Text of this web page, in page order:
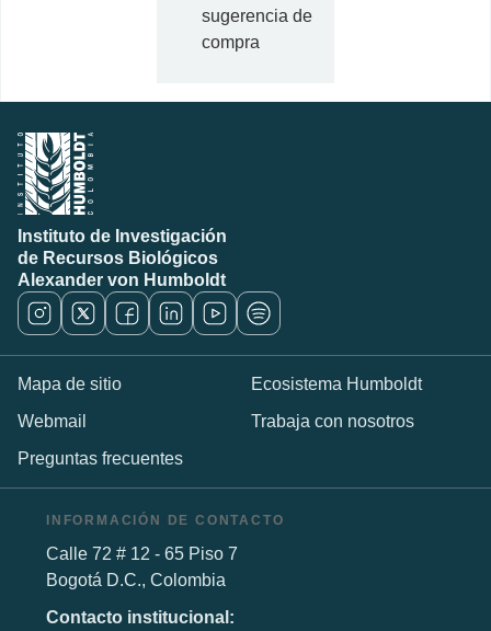
sugerencia de
compra
Instituto de Investigación
de Recursos Biológicos
Alexander von Humboldt
Mapa de sitio
Ecosistema Humboldt
Webmail
Trabaja con nosotros
Preguntas frecuentes
INFORMACIÓN DE CONTACTO
Calle 72 # 12 - 65 Piso 7
Bogotá D.C., Colombia
Contacto institucional: